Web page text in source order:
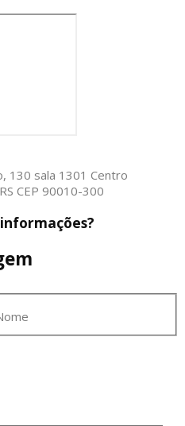
130 sala 1301 Centro
CEP 90010-300